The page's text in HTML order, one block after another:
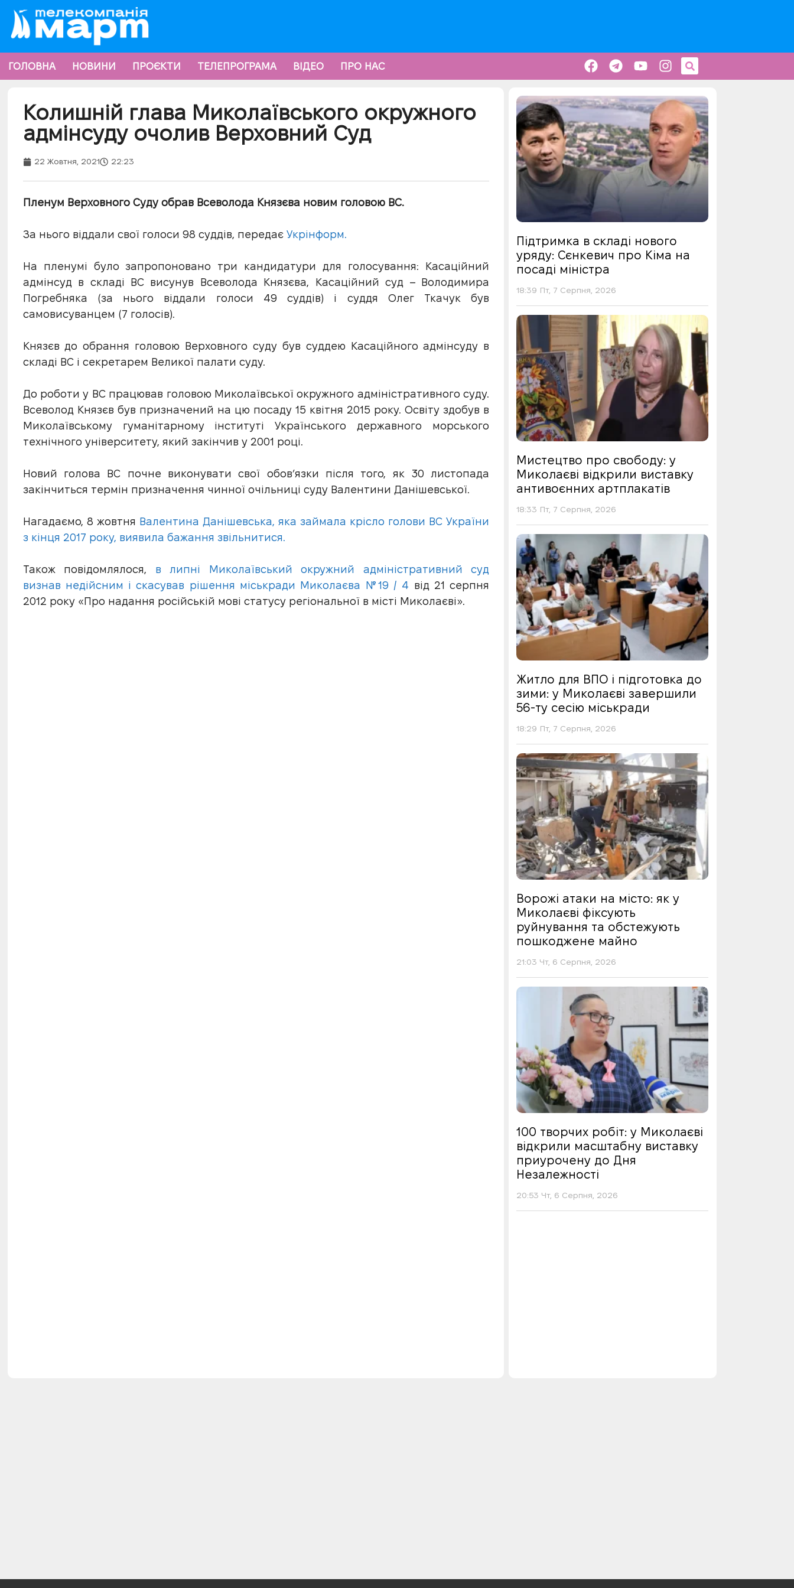
ГОЛОВНА НОВИНИ ПРОЄКТИ ТЕЛЕПРОГРАМА ВІДЕО ПРО НАС
Колишній глава Миколаївського окружного
адмінсуду очолив Верховний Суд
22 Жовтня, 2021 22:23
Пленум Верховного Суду обрав Всеволода Князєва новим головою ВС.
За нього віддали свої голоси 98 суддів, передає Укрінформ.
На пленумі було запропоновано три кандидатури для голосування: Касаційний
адмінсуд в складі ВС висунув Всеволода Князєва, Касаційний суд – Володимира
Погребняка (за нього віддали голоси 49 суддів) і суддя Олег Ткачук був
самовисуванцем (7 голосів).
Князєв до обрання головою Верховного суду був суддею Касаційного адмінсуду в
складі ВС і секретарем Великої палати суду.
До роботи у ВС працював головою Миколаївської окружного адміністративного суду.
Всеволод Князєв був призначений на цю посаду 15 квітня 2015 року. Освіту здобув в
Миколаївському гуманітарному інституті Українського державного морського
технічного університету, який закінчив у 2001 році.
Новий голова ВС почне виконувати свої обов’язки після того, як 30 листопада
закінчиться термін призначення чинної очільниці суду Валентини Данішевської.
Нагадаємо, 8 жовтня Валентина Данішевська, яка займала крісло голови ВС України
з кінця 2017 року, виявила бажання звільнитися.
Також повідомлялося, в липні Миколаївський окружний адміністративний суд
визнав недійсним і скасував рішення міськради Миколаєва №19 / 4 від 21 серпня
2012 року «Про надання російській мові статусу регіональної в місті Миколаєві».
Підтримка в складі нового
уряду: Сєнкевич про Кіма на
посаді міністра
18:39 Пт, 7 Серпня, 2026
Мистецтво про свободу: у
Миколаєві відкрили виставку
антивоєнних артплакатів
18:33 Пт, 7 Серпня, 2026
Житло для ВПО і підготовка до
зими: у Миколаєві завершили
56-ту сесію міськради
18:29 Пт, 7 Серпня, 2026
Ворожі атаки на місто: як у
Миколаєві фіксують
руйнування та обстежують
пошкоджене майно
21:03 Чт, 6 Серпня, 2026
100 творчих робіт: у Миколаєві
відкрили масштабну виставку
приурочену до Дня
Незалежності
20:53 Чт, 6 Серпня, 2026